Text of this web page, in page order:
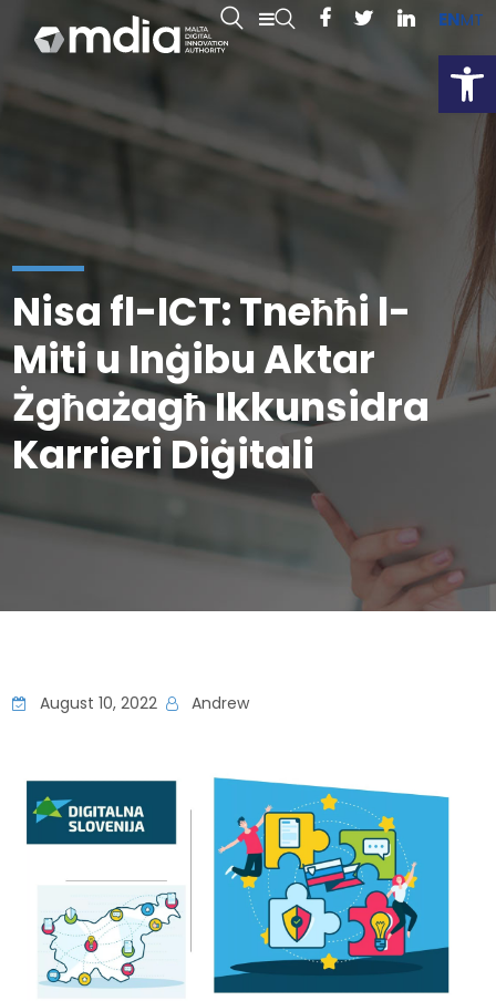
ENMT
Nisa fl-ICT: Tneħħi l-
Miti u Inġibu Aktar
Żgħażagħ Ikkunsidra
Karrieri Diġitali
August 10, 2022 Andrew